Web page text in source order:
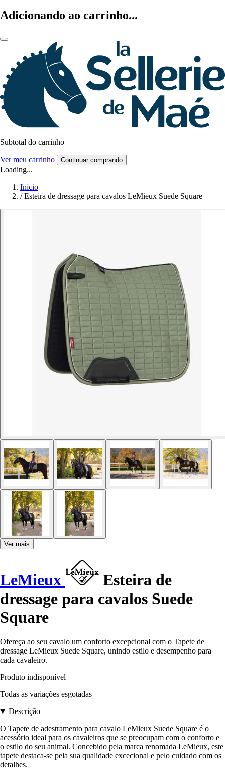
Adicionando ao carrinho...
Subtotal do carrinho
Ver meu carrinho Continuar comprando
Loading...
Início
/ Esteira de dressage para cavalos LeMieux Suede Square
Ver mais
LeMieux
Esteira de
dressage para cavalos Suede
Square
Ofereça ao seu cavalo um conforto excepcional com o Tapete de
dressage LeMieux Suede Square, unindo estilo e desempenho para
cada cavaleiro.
Produto indisponível
Todas as variações esgotadas
Descrição
O Tapete de adestramento para cavalo LeMieux Suede Square é o
acessório ideal para os cavaleiros que se preocupam com o conforto e
o estilo do seu animal. Concebido pela marca renomada LeMieux, este
tapete destaca-se pela sua qualidade excecional e pelo cuidado com os
detalhes.